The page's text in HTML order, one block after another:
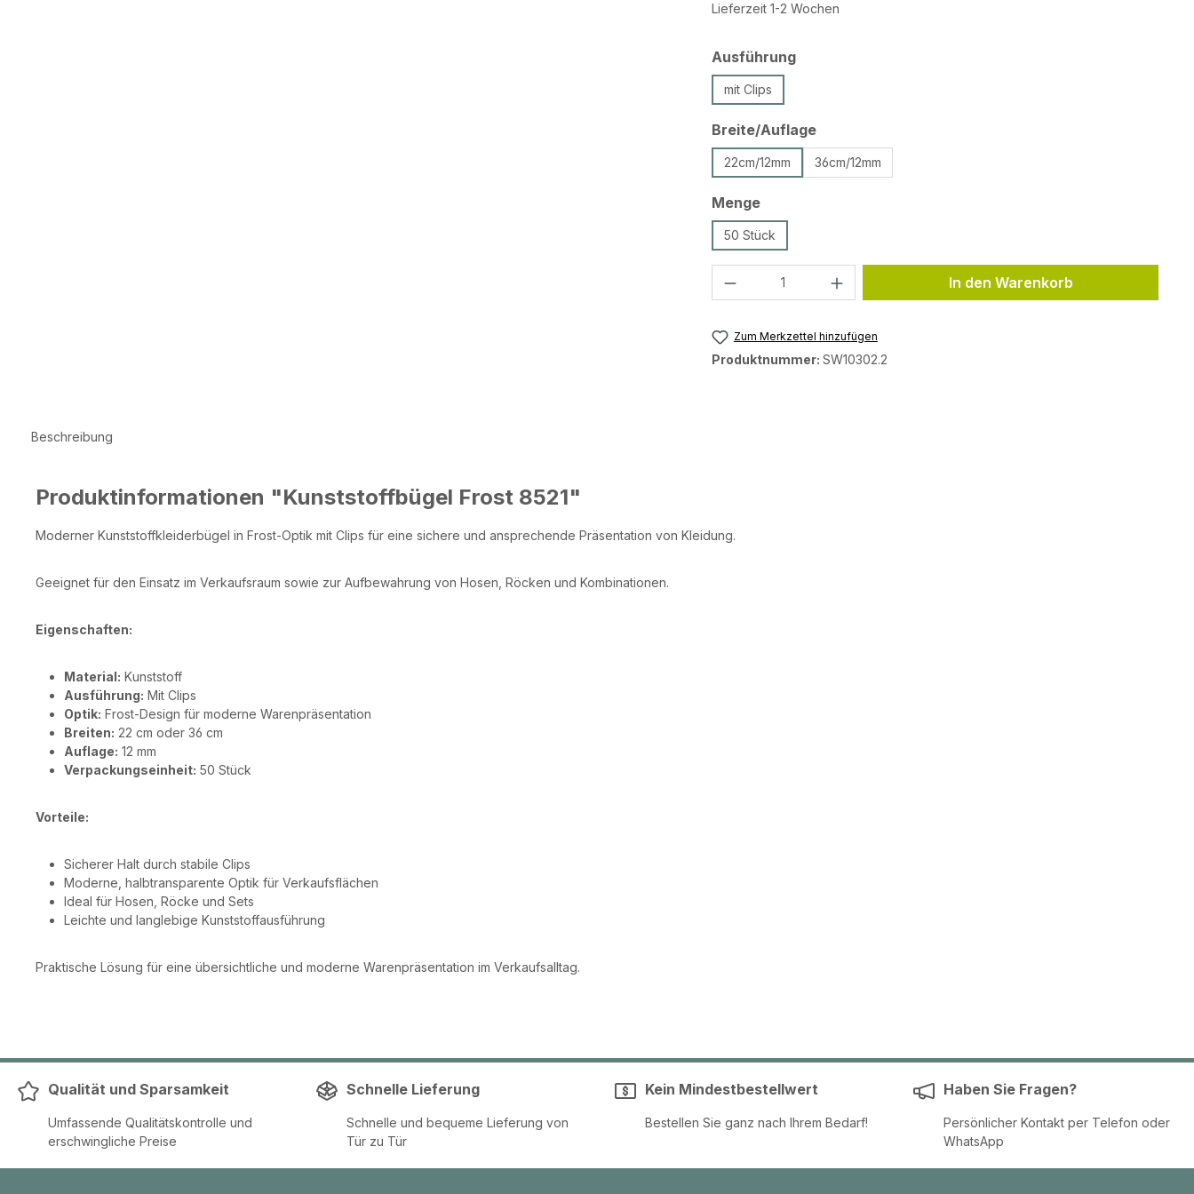
Lieferzeit 1-2 Wochen
Ausführungauswählen
mit Clips
Breite/Auflageauswählen
22cm/12mm 36cm/12mm
Mengeauswählen
50 Stück
Produkt Anzahl: Gib den gewünschten Wert
In den Warenkorb
Zum Merkzettel hinzufügen
Produktnummer: SW10302.2
Beschreibung
Produktinformationen "Kunststoffbügel Frost 8521"
Moderner Kunststoffkleiderbügel in Frost-Optik mit Clips für eine sichere und ansprechende Präsentation von Kleidung.
Geeignet für den Einsatz im Verkaufsraum sowie zur Aufbewahrung von Hosen, Röcken und Kombinationen.
Eigenschaften:
Material: Kunststoff
Ausführung: Mit Clips
Optik: Frost-Design für moderne Warenpräsentation
Breiten: 22 cm oder 36 cm
Auflage: 12 mm
Verpackungseinheit: 50 Stück
Vorteile:
Sicherer Halt durch stabile Clips
Moderne, halbtransparente Optik für Verkaufsflächen
Ideal für Hosen, Röcke und Sets
Leichte und langlebige Kunststoffausführung
Praktische Lösung für eine übersichtliche und moderne Warenpräsentation im Verkaufsalltag.
Qualität und Sparsamkeit
Umfassende Qualitätskontrolle und
erschwingliche Preise
Schnelle Lieferung
Schnelle und bequeme Lieferung von
Tür zu Tür
Kein Mindestbestellwert
Bestellen Sie ganz nach Ihrem Bedarf!
Haben Sie Fragen?
Persönlicher Kontakt per Telefon oder
WhatsApp